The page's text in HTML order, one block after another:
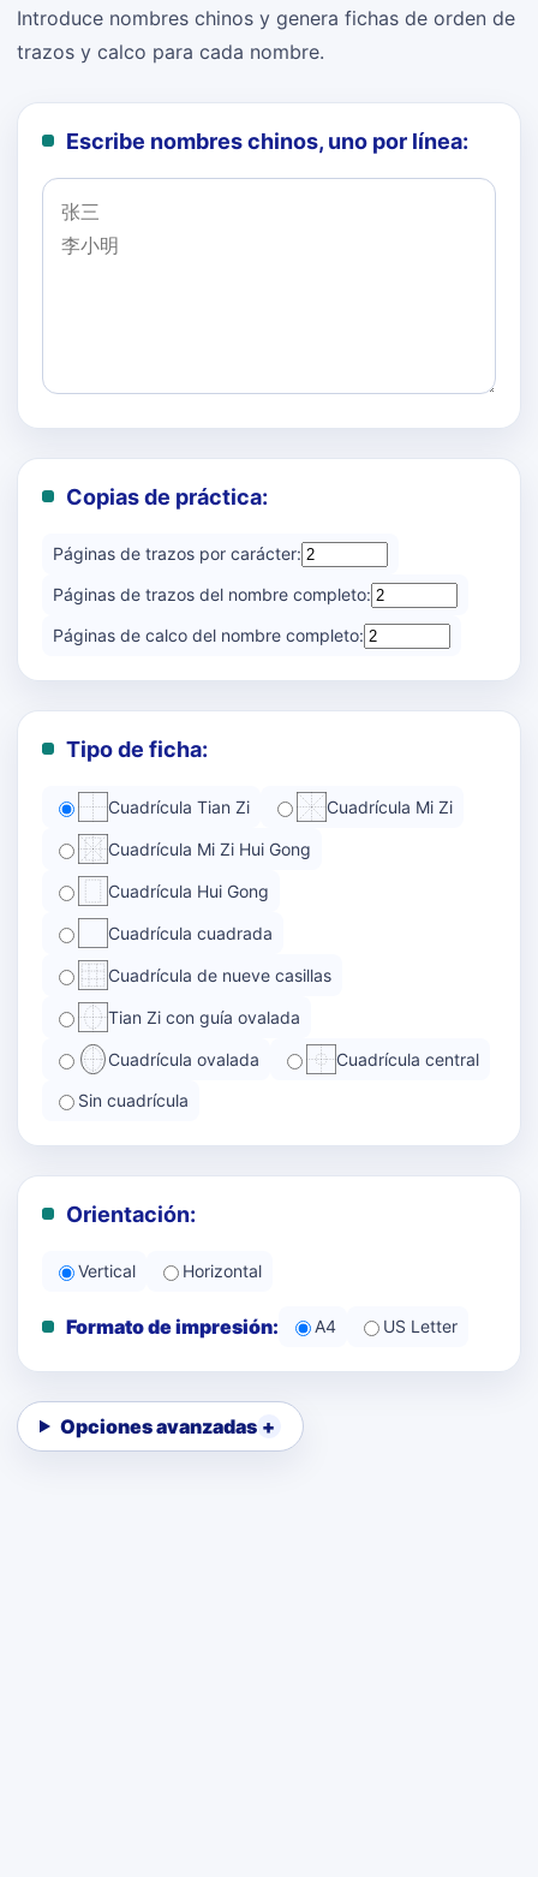
Introduce nombres chinos y genera fichas de orden de
trazos y calco para cada nombre.
Escribe nombres chinos, uno por línea:
Copias de práctica:
Páginas de trazos por carácter:
Páginas de trazos del nombre completo:
Páginas de calco del nombre completo:
Tipo de ficha:
Cuadrícula Tian Zi Cuadrícula Mi Zi
Cuadrícula Mi Zi Hui Gong
Cuadrícula Hui Gong
Cuadrícula cuadrada
Cuadrícula de nueve casillas
Tian Zi con guía ovalada
Cuadrícula ovalada Cuadrícula central
Sin cuadrícula
Orientación:
Vertical Horizontal
Formato de impresión: A4 US Letter
Opciones avanzadas